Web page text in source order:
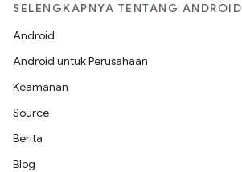
SELENGKAPNYA TENTANG ANDROID
Android
Android untuk Perusahaan
Keamanan
Source
Berita
Blog